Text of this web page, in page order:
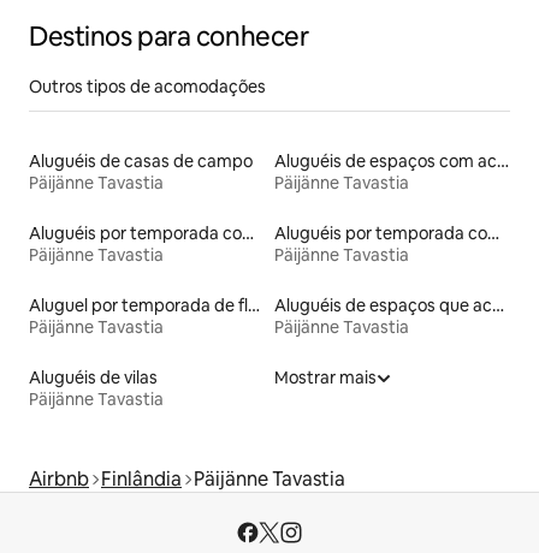
Destinos para conhecer
Outros tipos de acomodações
Aluguéis de casas de campo
Päijänne Tavastia
Aluguéis de espaços com acesso direto a pistas de esqui
Päijänne Tavastia
Aluguéis por temporada com caiaque
Päijänne Tavastia
Aluguéis por temporada com banheira de hidromassagem
Päijänne Tavastia
Aluguel por temporada de flats
Päijänne Tavastia
Aluguéis de espaços que aceitam animais de estimação
Päijänne Tavastia
Aluguéis de vilas
Päijänne Tavastia
Mostrar mais
Airbnb Finlândia Päijänne Tavastia